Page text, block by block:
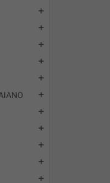
add
add
add
add
add
add
add
add
add
add
add